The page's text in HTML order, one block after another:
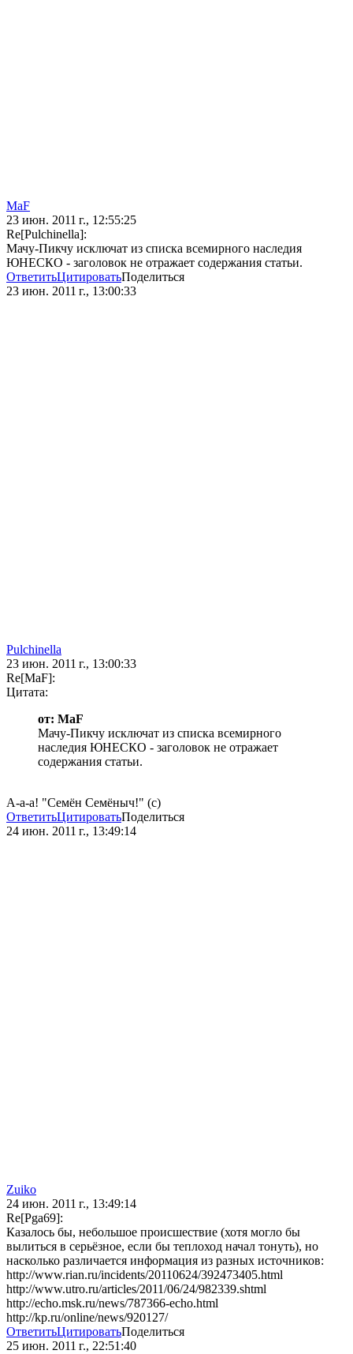
MaF
23 июн. 2011 г., 12:55:25
Re[Pulchinella]:
Мачу-Пикчу исключат из списка всемирного наследия
ЮНЕСКО - заголовок не отражает содержания статьи.
ОтветитьЦитироватьПоделиться
23 июн. 2011 г., 13:00:33
Pulchinella
23 июн. 2011 г., 13:00:33
Re[MaF]:
Цитата:
от: MaF
Мачу-Пикчу исключат из списка всемирного
наследия ЮНЕСКО - заголовок не отражает
содержания статьи.
А-а-а! "Семён Семёныч!" (с)
ОтветитьЦитироватьПоделиться
24 июн. 2011 г., 13:49:14
Zuiko
24 июн. 2011 г., 13:49:14
Re[Pga69]:
Казалось бы, небольшое происшествие (хотя могло бы
вылиться в серьёзное, если бы теплоход начал тонуть), но
насколько различается информация из разных источников:
http://www.rian.ru/incidents/20110624/392473405.html
http://www.utro.ru/articles/2011/06/24/982339.shtml
http://echo.msk.ru/news/787366-echo.html
http://kp.ru/online/news/920127/
ОтветитьЦитироватьПоделиться
25 июн. 2011 г., 22:51:40